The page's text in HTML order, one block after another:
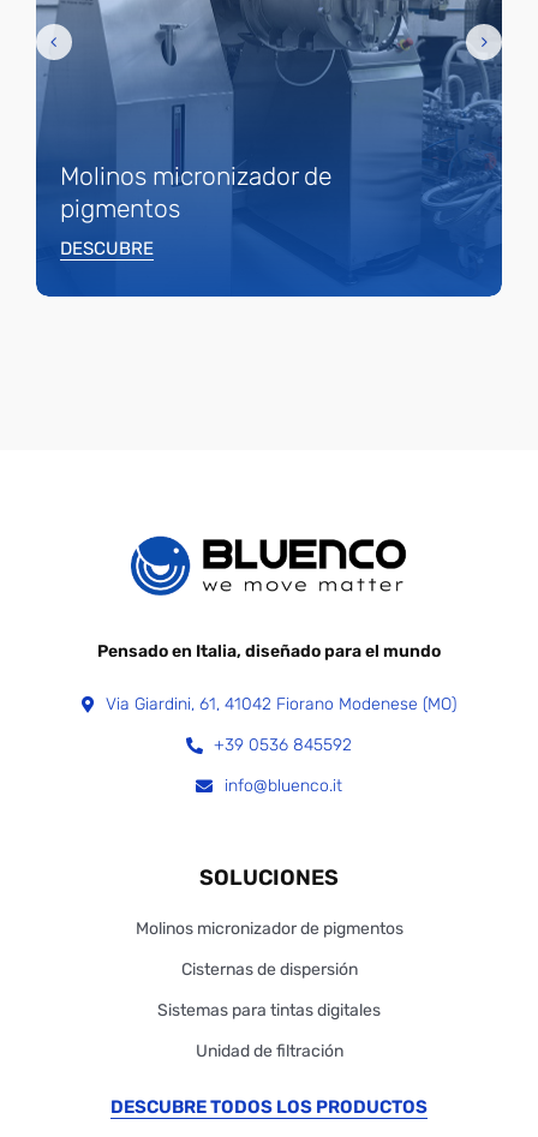
Molinos micronizador de
pigmentos
DESCUBRE
Pensado en Italia, diseñado para el mundo
Via Giardini, 61, 41042 Fiorano Modenese (MO)
+39 0536 845592
info@bluenco.it
SOLUCIONES
Molinos micronizador de pigmentos
Cisternas de dispersión
Sistemas para tintas digitales
Unidad de filtración
DESCUBRE TODOS LOS PRODUCTOS